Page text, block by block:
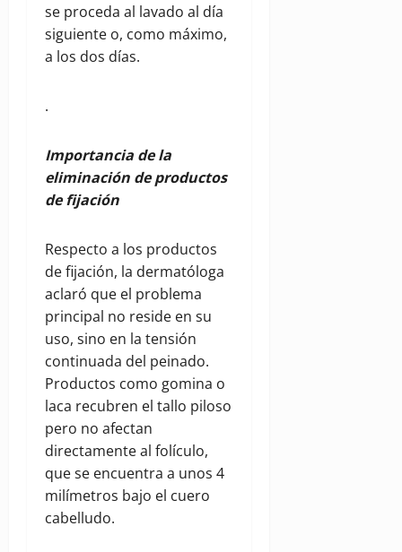
se proceda al lavado al día
siguiente o, como máximo,
a los dos días.
.
Importancia de la
eliminación de productos
de fijación
Respecto a los productos
de fijación, la dermatóloga
aclaró que el problema
principal no reside en su
uso, sino en la tensión
continuada del peinado.
Productos como gomina o
laca recubren el tallo piloso
pero no afectan
directamente al folículo,
que se encuentra a unos 4
milímetros bajo el cuero
cabelludo.